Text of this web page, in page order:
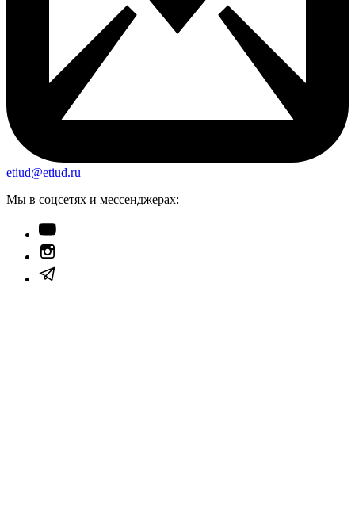
etiud@etiud.ru
Мы в соцсетях и мессенджерах: